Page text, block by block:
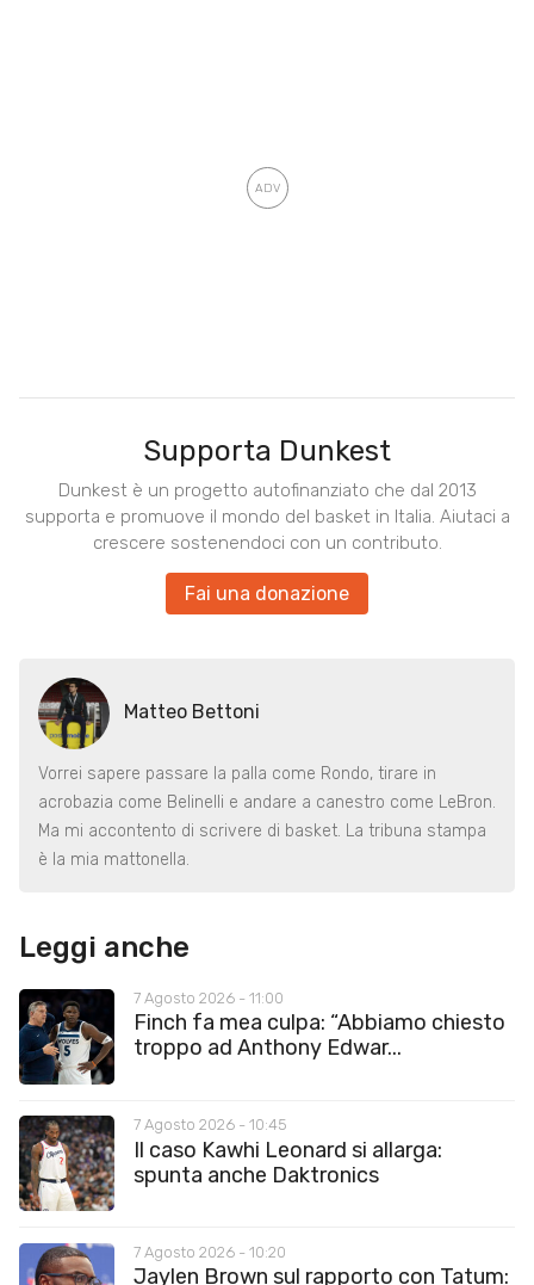
Supporta Dunkest
Dunkest è un progetto autofinanziato che dal 2013
supporta e promuove il mondo del basket in Italia. Aiutaci a
crescere sostenendoci con un contributo.
Fai una donazione
Matteo Bettoni
Vorrei sapere passare la palla come Rondo, tirare in
acrobazia come Belinelli e andare a canestro come LeBron.
Ma mi accontento di scrivere di basket. La tribuna stampa
è la mia mattonella.
Leggi anche
7 Agosto 2026 - 11:00
Finch fa mea culpa: “Abbiamo chiesto
troppo ad Anthony Edwar...
7 Agosto 2026 - 10:45
Il caso Kawhi Leonard si allarga:
spunta anche Daktronics
7 Agosto 2026 - 10:20
Jaylen Brown sul rapporto con Tatum: